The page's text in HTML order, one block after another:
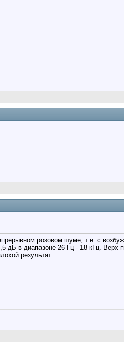
розовом шуме, т.е. с
в диапазоне 26 Гц - 18 кГц. Верх
результат.